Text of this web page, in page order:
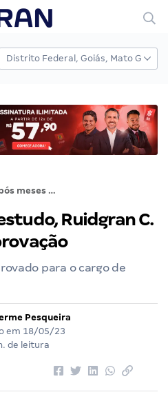
Após meses de estudo, Ruidgran C. conquistou a aprovação
Ruidgran C.
para o cargo de
Pesqueira
em 18/05/23
de leitura